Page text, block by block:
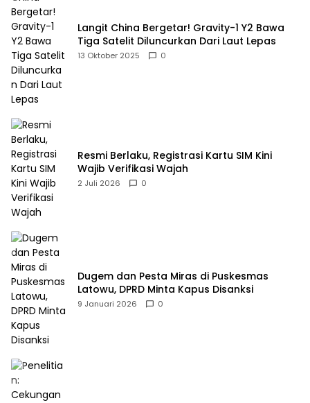
Langit China Bergetar! Gravity-1 Y2 Bawa
Tiga Satelit Diluncurkan Dari Laut Lepas
13 Oktober 2025 0
Resmi Berlaku, Registrasi Kartu SIM Kini
Wajib Verifikasi Wajah
2 Juli 2026 0
Dugem dan Pesta Miras di Puskesmas
Latowu, DPRD Minta Kapus Disanksi
9 Januari 2026 0